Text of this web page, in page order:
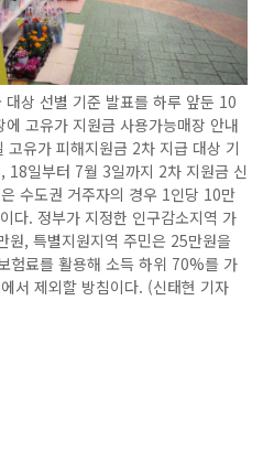
상 선별 기준 발표를 하루 앞둔 10
고유가 지원금 사용가능매장 안내
유가 피해지원금 2차 지급 대상 기
18일부터 7월 3일까지 2차 지원금 신
수도권 거주자의 경우 1인당 10만
다. 정부가 지정한 인구감소지역 가
원, 특별지원지역 주민은 25만원을
험료를 활용해 소득 하위 70%를 가
서 제외할 방침이다. (신태현 기자